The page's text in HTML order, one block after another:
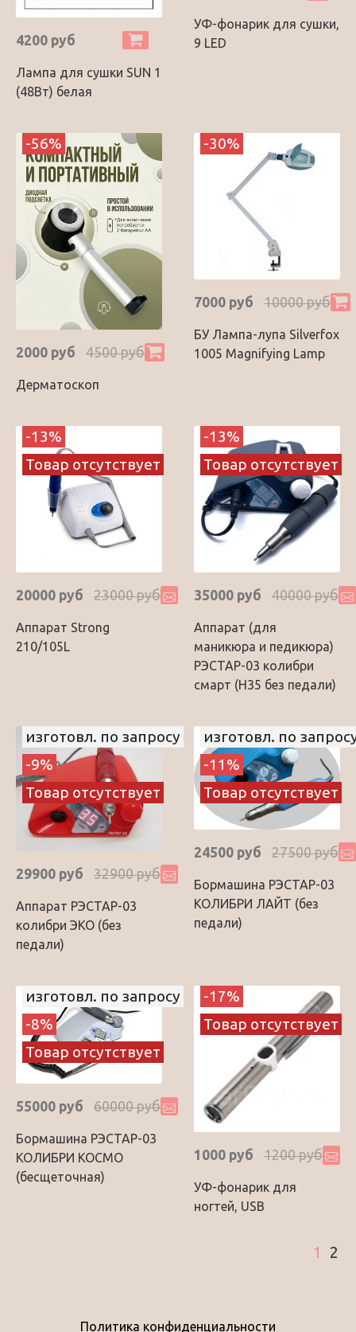
4200 руб
Лампа для сушки SUN 1
(48Вт) белая
УФ-фонарик для сушки,
9 LED
-56%
2000 руб 4500 руб
Дерматоскоп
-30%
7000 руб 10000 руб
БУ Лампа-лупа Silverfox
1005 Magnifying Lamp
-13%
Товар отсутствует
20000 руб 23000 руб
Аппарат Strong
210/105L
-13%
Товар отсутствует
35000 руб 40000 руб
Аппарат (для
маникюра и педикюра)
РЭСТАР-03 колибри
смарт (Н35 без педали)
изготовл. по запросу
-9%
Товар отсутствует
29900 руб 32900 руб
Аппарат РЭСТАР-03
колибри ЭКО (без
педали)
изготовл. по
-11%
Товар отсутствует
24500 руб 27500 руб
Бормашина РЭСТАР-03
КОЛИБРИ ЛАЙТ (без
педали)
изготовл. по запросу
-8%
Товар отсутствует
55000 руб 60000 руб
Бормашина РЭСТАР-03
КОЛИБРИ КОСМО
(бесщеточная)
-17%
Товар отсутствует
1000 руб 1200 руб
УФ-фонарик для
ногтей, USB
1 2
Политика конфиденциальности